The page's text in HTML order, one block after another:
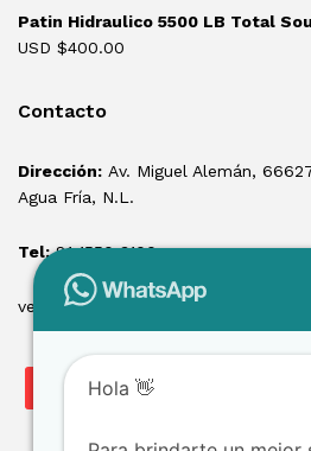
Patin Hidraulico 5500 LB Total
USD $400.00
Contacto
Dirección: Av. Miguel Alemán,
Agua Fría, N.L.
Tel:81 1550 3100
ventas@losmontacargas.mx
Hola 👋